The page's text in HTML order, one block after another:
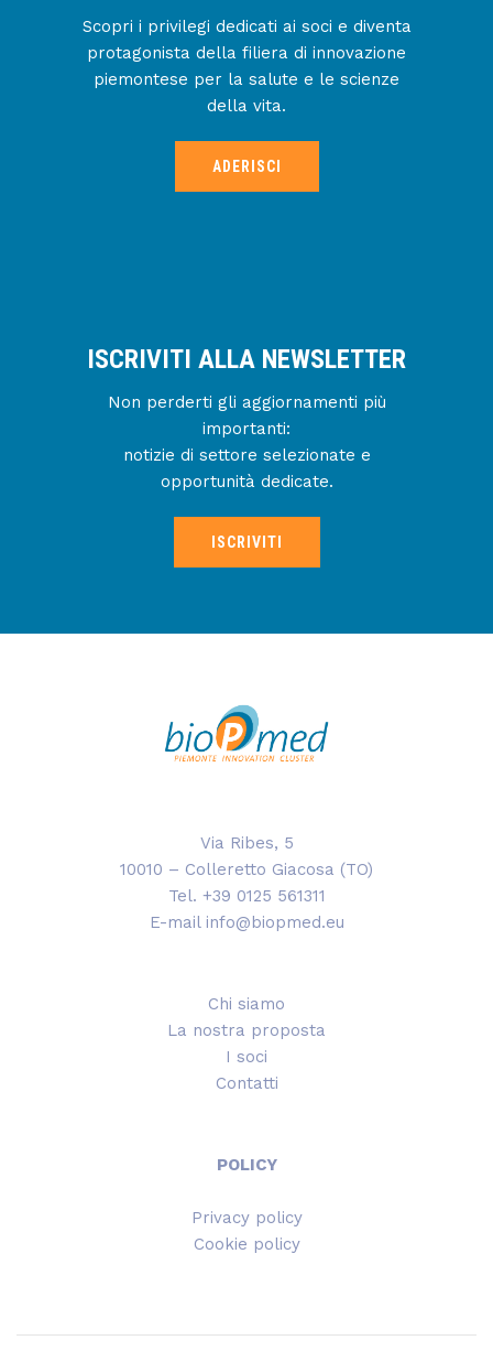
Scopri i privilegi dedicati ai soci e diventa
protagonista della filiera di innovazione
piemontese per la salute e le scienze
della vita.
ADERISCI
ISCRIVITI ALLA NEWSLETTER
Non perderti gli aggiornamenti più
importanti:
notizie di settore selezionate e
opportunità dedicate.
ISCRIVITI
Via Ribes, 5
10010 – Colleretto Giacosa (TO)
Tel. +39 0125 561311
E-mail info@biopmed.eu
Chi siamo
La nostra proposta
I soci
Contatti
POLICY
Privacy policy
Cookie policy